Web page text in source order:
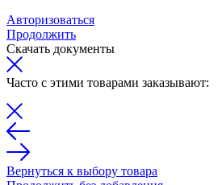
Авторизоваться
Продолжить
Скачать документы
Часто с этими товарами заказывают:
Вернуться к выбору товара